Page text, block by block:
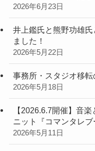
2026年6月23日
井上鑑氏と熊野功雄
ました！
2026年5月22日
事務所・スタジオ移
2026年5月18日
【2026.6.7開催】音
ニット『コマンタレブ
2026年5月11日